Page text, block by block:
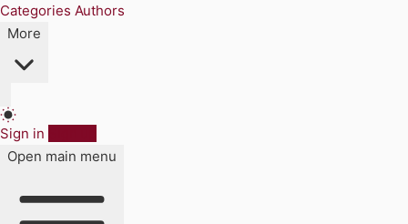
Categories Authors
More
Sign in
Open main menu